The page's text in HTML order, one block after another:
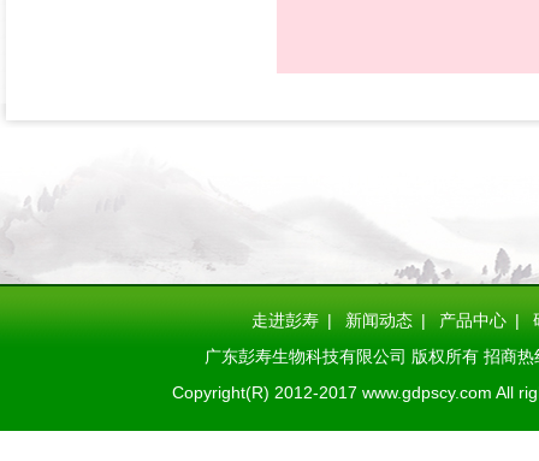
走进彭寿 | 新闻动态 | 产品中心 |
广东彭寿生物科技有限公司 版权所有 招商
Copyright(R) 2012-2017 www.gdpscy.com All